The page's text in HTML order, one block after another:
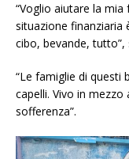
“Voglio aiutare la
situazione finanziaria
cibo, bevande, tutto”,
“Le famiglie di questi
capelli. Vivo in
sofferenza”.